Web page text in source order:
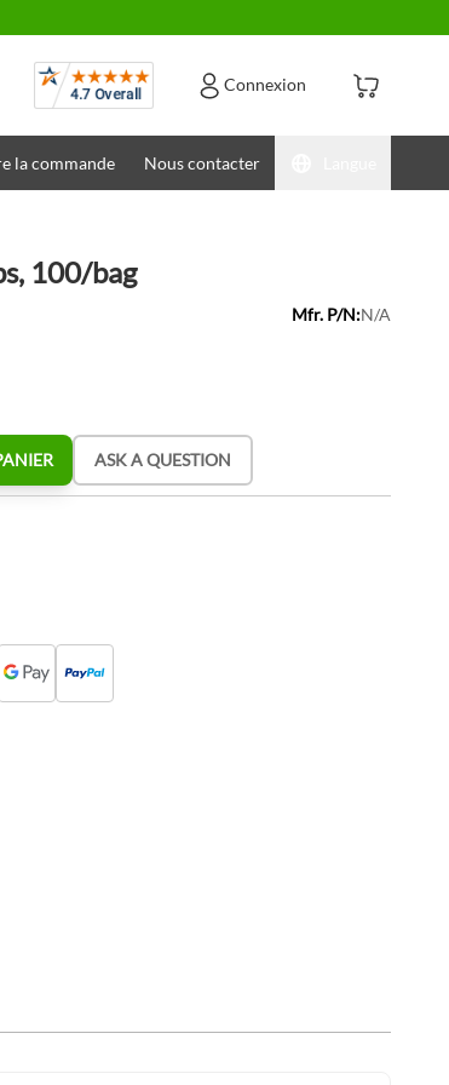
Avis Connexion
la commande Nous contacter
100/bag
Mfr. P/N:N/A
ASK A QUESTION